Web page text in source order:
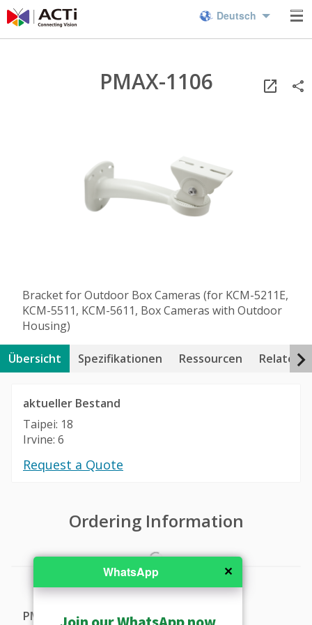
Deutsch
PMAX-1106
Bracket for Outdoor Box Cameras (for KCM-5211E,
KCM-5511, KCM-5611, Box Cameras with Outdoor
Housing)
Übersicht Spezifikationen Ressourcen Related
aktueller Bestand
Taipei: 18
Irvine: 6
Request a Quote
Ordering Information
PMAX-1106
✕
WhatsApp